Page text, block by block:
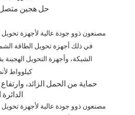
حل هجين متصل
حماية من الحمل الزائد،